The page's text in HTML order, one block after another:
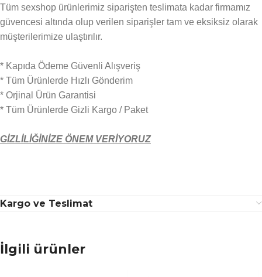
Tüm sexshop ürünlerimiz siparişten teslimata kadar firmamız
güvencesi altında olup verilen siparişler tam ve eksiksiz olarak
müşterilerimize ulaştırılır.
* Kapıda Ödeme Güvenli Alışveriş
* Tüm Ürünlerde Hızlı Gönderim
* Orjinal Ürün Garantisi
* Tüm Ürünlerde Gizli Kargo / Paket
GİZLİLİĞİNİZE ÖNEM VERİYORUZ
Kargo ve Teslimat
İlgili ürünler